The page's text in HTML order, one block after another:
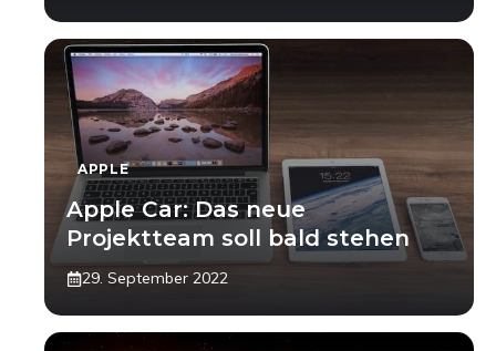
APPLE
Apple Car: Das neue
Projektteam soll bald stehen
29. September 2022